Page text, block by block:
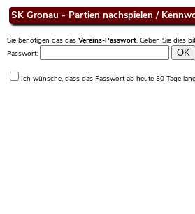
SK Gronau - Partien nachspielen /
Sie benötigen das das Vereins-Passwort. Geben Sie dies
Passwort:
Ich wünsche, dass das Passwort ab heute 30 Tage